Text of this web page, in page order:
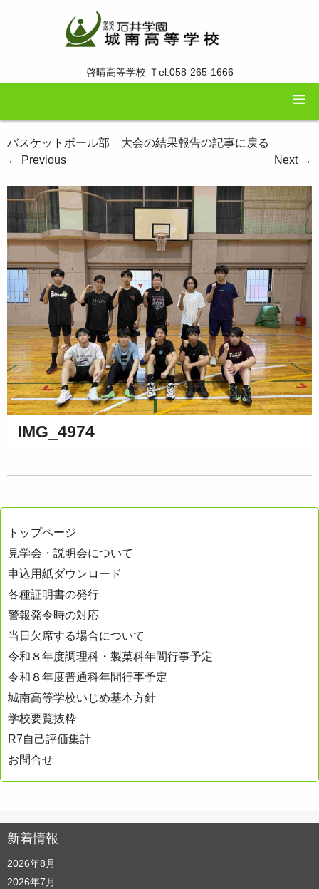
啓晴高等学校 Ｔel:058-265-1666
バスケットボール部 大会の結果報告の記事に戻る
← Previous Next →
IMG_4974
トップページ
見学会・説明会について
申込用紙ダウンロード
各種証明書の発行
警報発令時の対応
当日欠席する場合について
令和８年度調理科・製菓科年間行事予定
令和８年度普通科年間行事予定
城南高等学校いじめ基本方針
学校要覧抜粋
R7自己評価集計
お問合せ
新着情報
2026年8月
2026年7月